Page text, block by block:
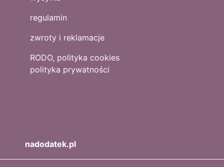
regulamin
zwroty i reklamacje
RODO, polityka cookies
polityka prywatności
nadodatek.pl